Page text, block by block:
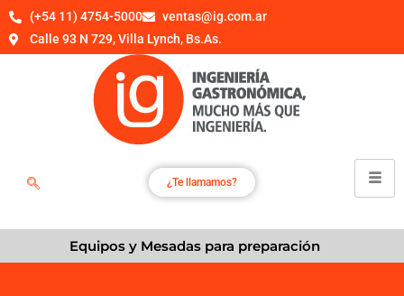
(+54 11) 4754-5000
ventas@ig.com.ar
Calle 93 N 729, Villa Lynch, Bs.As.
¿Te llamamos?
Equipos y Mesadas para preparación